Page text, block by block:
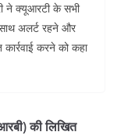
ने क्यूआरटी के सभी
अलर्ट रहने और
करने को कहा
की लिखित